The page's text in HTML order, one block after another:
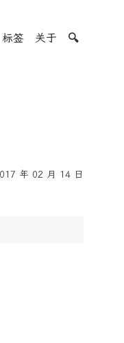
标签 关于 🔍
年 02 月 14 日